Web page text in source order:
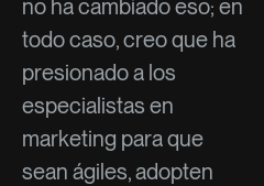
no ha cambiado eso; en
todo caso, creo que ha
presionado a los
especialistas en
marketing para que
sean ágiles, adopten